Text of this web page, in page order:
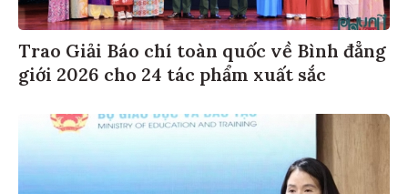
Trao Giải Báo chí toàn quốc về Bình đẳng
giới 2026 cho 24 tác phẩm xuất sắc